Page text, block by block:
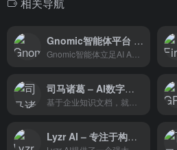
相关导航
Gnomic智能体平台 – 快速设计和训练个性化的智能体
司马诸葛 – AI数字员工平台
Lyzr AI – 专注于构建完全自主的AI Agents